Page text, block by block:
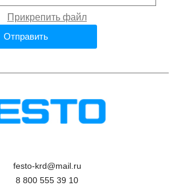
festo-krd@mail.ru
8 800 555 39 10